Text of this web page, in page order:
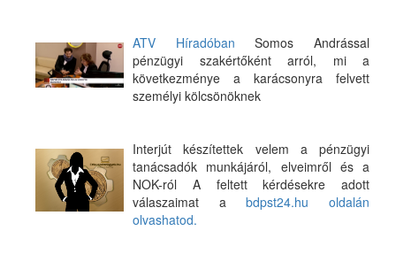
ATV Híradóban Somos Andrással
pénzügyi szakértőként arról, mi a
következménye a karácsonyra felvett
személyi kölcsönöknek
Interjút készítettek velem a pénzügyi
tanácsadók munkájáról, elveimről és a
NOK-ról A feltett kérdésekre adott
válaszaimat abdpst24.hu oldalán
olvashatod.